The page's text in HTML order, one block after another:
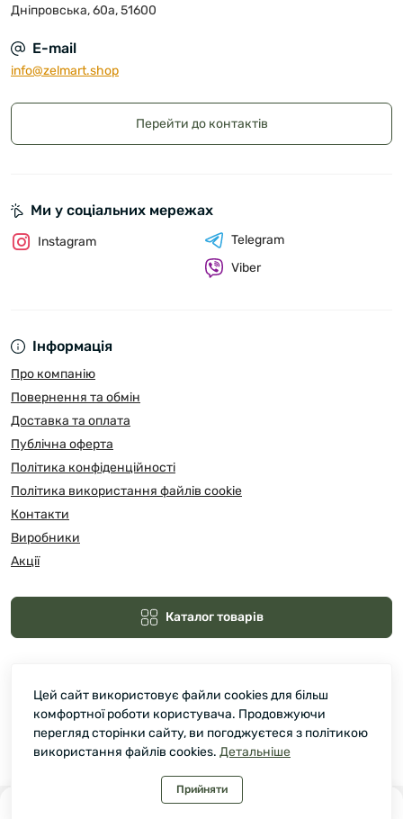
0
Дніпровська, 60а, 51600
E-mail
info@zelmart.shop
Перейти до контактів
Інформація
Про компанію
Повернення та обмін
Доставка та оплата
Публічна оферта
Політика конфіденційності
Політика використання файлів cookie
Контакти
Виробники
Акції
Каталог товарів
Ми у соціальних мережах
Instagram
Telegram
Viber
Зелмарт © 2026
Цей сайт використовує файли cookies для більш
комфортної роботи користувача. Продовжуючи
перегляд сторінки сайту, ви погоджуєтеся з політикою
використання файлів cookies. Детальніше
Прийняти